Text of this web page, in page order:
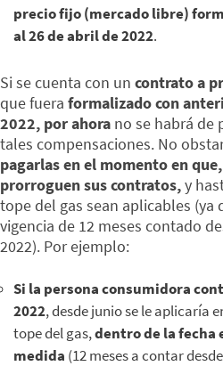
precio fijo (mercado libre)
al 26 de abril de 2022.
Si se cuenta con un contrato a
que fuera formalizado con
2022, por ahora no se habrá de
tales compensaciones. No
pagarlasen el momento en que,
prorroguen sus contratos,y
tope del gas sean aplicables (ya
vigencia de 12 meses contado
2022). Por ejemplo:
Si la persona consumidora
2022, desde junio se le aplicaría
tope del gas,dentro de la fecha
medida (12 meses a contar